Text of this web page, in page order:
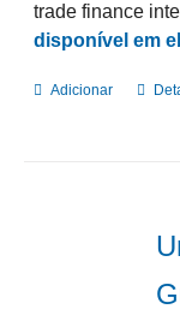
trade finance
disponível em
Adicionar